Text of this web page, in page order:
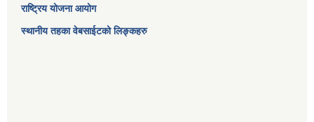
राष्ट्रिय योजना आयोग
स्थानीय तहका वेबसाईटको लिङ्कहरु